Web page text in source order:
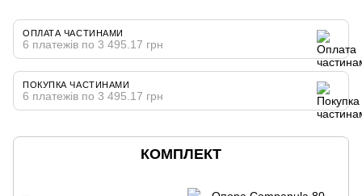
ОПЛАТА ЧАСТИНАМИ
6 платежів по 3 495.17 грн
ПОКУПКА ЧАСТИНАМИ
6 платежів по 3 495.17 грн
КОМПЛЕКТ